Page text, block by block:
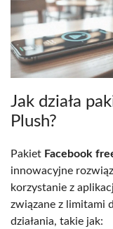
Jak działa
Plush?
Pakiet Facebook
innowacyjne
korzystanie z
związane z limitami
działania, takie jak: